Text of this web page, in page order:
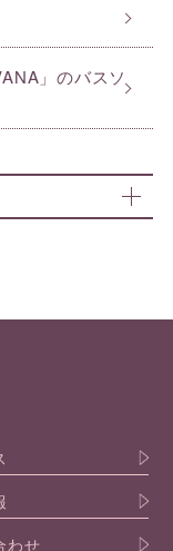
」のバスソ
わせ